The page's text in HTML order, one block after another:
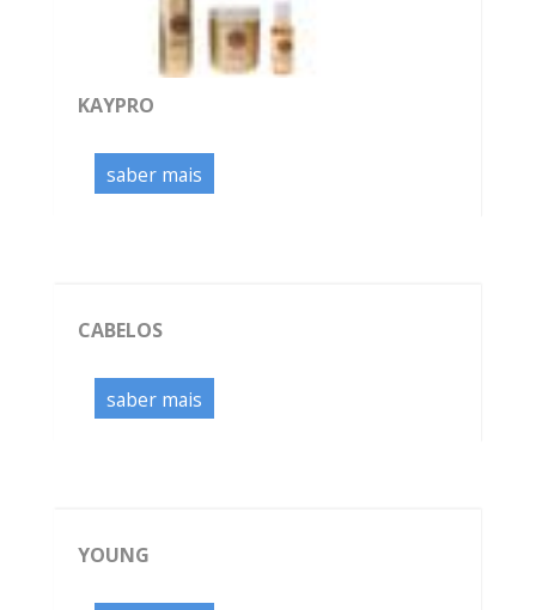
KAYPRO
saber mais
CABELOS
saber mais
YOUNG